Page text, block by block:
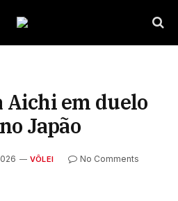
Aichi em duelo
Japão
VÔLEI
No Comments